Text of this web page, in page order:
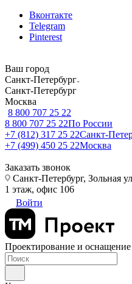
Вконтакте
Telegram
Pinterest
Ваш город
Санкт-Петербург
Санкт-Петербург
Москва
8 800 707 25 22
8 800 707 25 22По России
+7 (812) 317 25 22Санкт-
+7 (499) 450 25 22Москва
Заказать звонок
Санкт-Петербург, Зольная
1 этаж, офис 106
Войти
Проектирование и